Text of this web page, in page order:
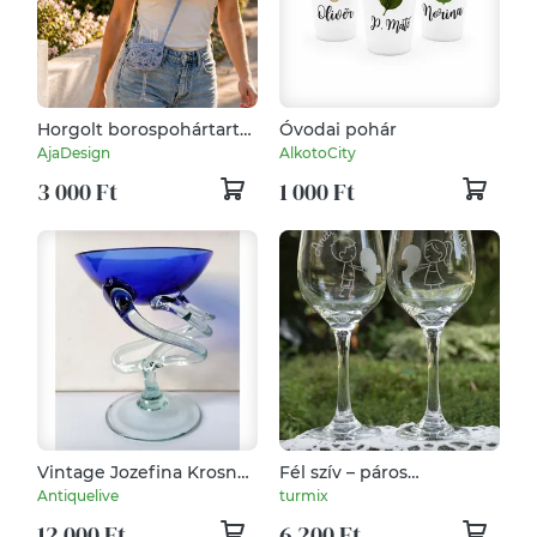
Horgolt borospohártartó
vállpánttal – kézzel
készült, egyedi
kiegészítő
AjaDesign
3 000 Ft
Óvodai pohár
AlkotoCity
1 000 Ft
Vintage Jozefina Krosno
kehely Lengyelországból
Antiquelive
Fél szív – páros
pohárszett
turmix